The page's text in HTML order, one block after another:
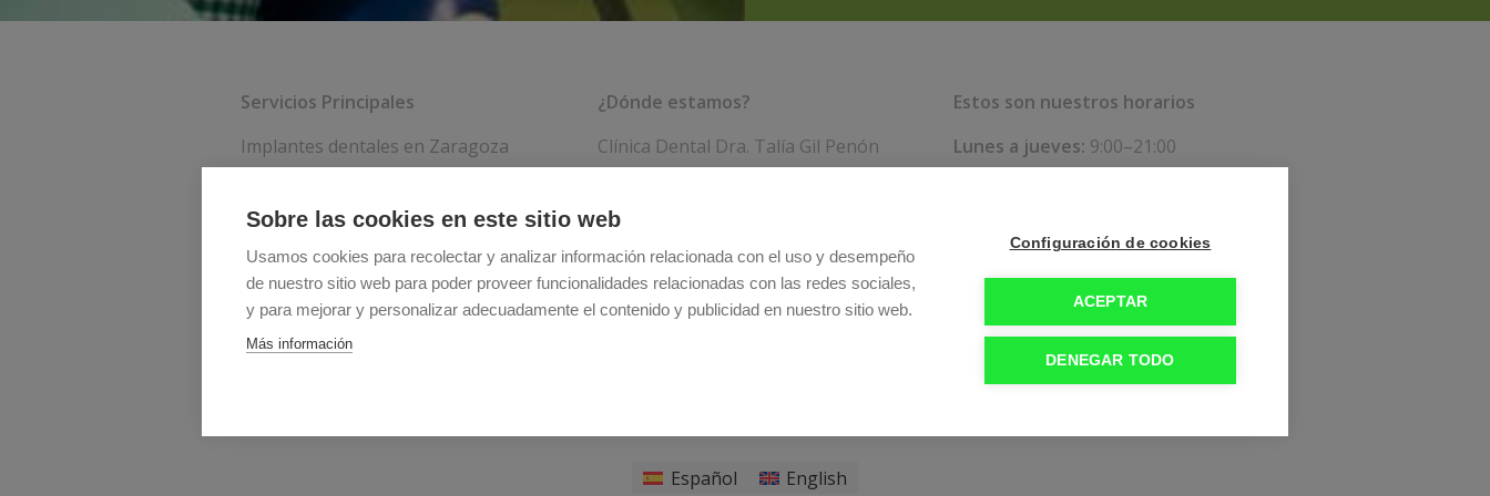
Sobre las cookies en este sitio web
Usamos cookies para recolectar y analizar información relacionada con el uso y desempeño
de nuestro sitio web para poder proveer funcionalidades relacionadas con las redes sociales,
y para mejorar y personalizar adecuadamente el contenido y publicidad en nuestro sitio web.
Más información
Configuración de cookies
ACEPTAR
DENEGAR TODO
Servicios Principales
Implantes dentales en Zaragoza
Ortodoncia en Zaragoza
¿Dónde estamos?
Clínica Dental Dra. Talía Gil Penón
Av. de Gómez Laguna, n°24, piso 1
Teléfono:
976 75 77 44
Estos son nuestros horarios
Lunes a jueves: 9:00–21:00
Viernes:9:00–15:00
Español English